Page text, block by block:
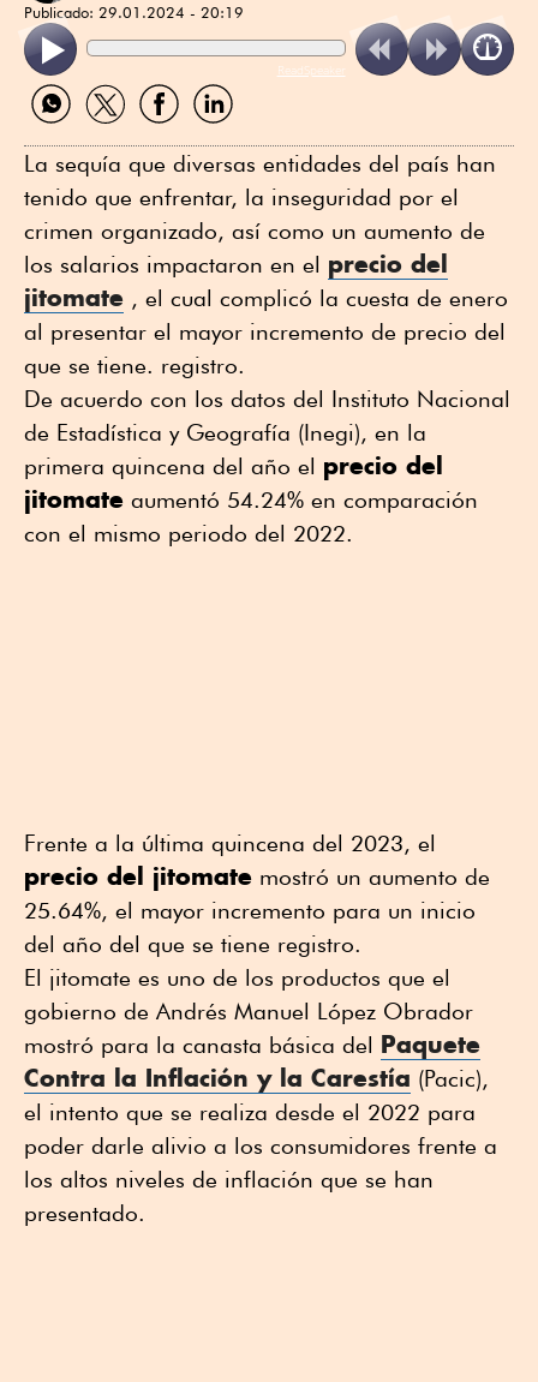
Publicado: 29.01.2024 - 20:19
ReadSpeaker
Compartir
por
Compartir
por
Compartir
por
Compartir
por
La sequía que diversas entidades del país han
tenido que enfrentar, la inseguridad por el
crimen organizado, así como un aumento de
los salarios impactaron en el precio del
jitomate , el cual complicó la cuesta de enero
al presentar el mayor incremento de precio del
que se tiene. registro.
De acuerdo con los datos del Instituto Nacional
de Estadística y Geografía (Inegi), en la
primera quincena del año el precio del
jitomate aumentó 54.24% en comparación
con el mismo periodo del 2022.
Frente a la última quincena del 2023, el
precio del jitomate mostró un aumento de
25.64%, el mayor incremento para un inicio
del año del que se tiene registro.
El jitomate es uno de los productos que el
gobierno de Andrés Manuel López Obrador
mostró para la canasta básica del Paquete
Contra la Inflación y la Carestía (Pacic),
el intento que se realiza desde el 2022 para
poder darle alivio a los consumidores frente a
los altos niveles de inflación que se han
presentado.